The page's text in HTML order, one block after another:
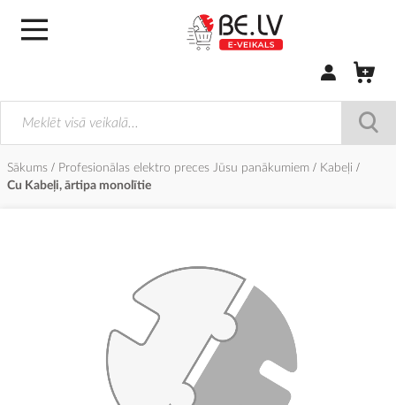
Pierakstīties/
Sākums Profesionālas elektro preces Jūsu panākumiem
Kabeļi
Cu Kabeļi, ārtipa monolītie